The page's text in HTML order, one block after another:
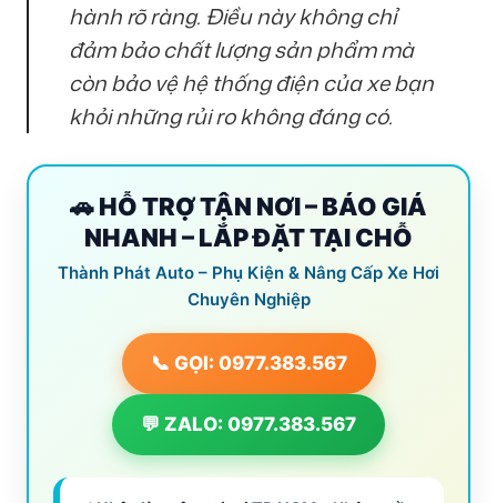
hành rõ ràng. Điều này không chỉ
đảm bảo chất lượng sản phẩm mà
còn bảo vệ hệ thống điện của xe bạn
khỏi những rủi ro không đáng có.
🚗 HỖ TRỢ TẬN NƠI – BÁO GIÁ
NHANH – LẮP ĐẶT TẠI CHỖ
Thành Phát Auto – Phụ Kiện & Nâng Cấp Xe Hơi
Chuyên Nghiệp
📞 GỌI: 0977.383.567
💬 ZALO: 0977.383.567